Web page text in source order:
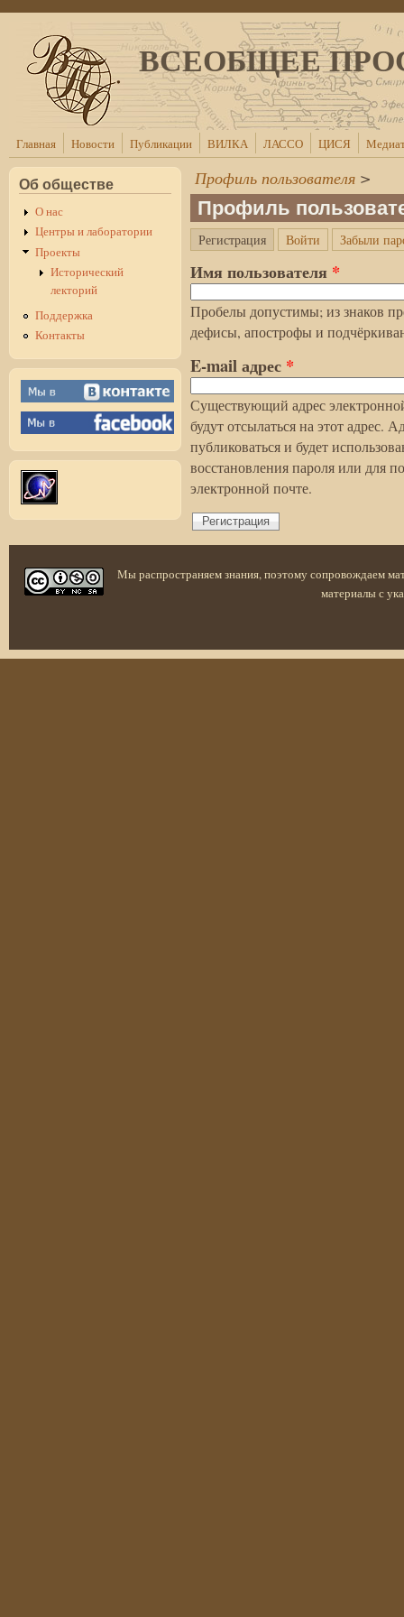
Перейти к основному содержанию
ВСЕОБЩЕЕ
Главная Новости Публикации ВИЛКА ЛАССО ЦИСЯ
Об обществе
О нас
Центры и лаборатории
Проекты
Исторический
лекторий
Поддержка
Контакты
Профиль пользователя >
Профиль
Главные вкладки
Регистрация (активная вкладка)
Войти Забыли
Имя пользователя *
Пробелы допустимы; из знаков
дефисы, апострофы и
E-mail адрес *
Существующий адрес
будут отсылаться на этот адрес.
публиковаться и будет
восстановления пароля или для
электронной почте.
Мы распространяем знания, поэтому сопровождаем
материалы с